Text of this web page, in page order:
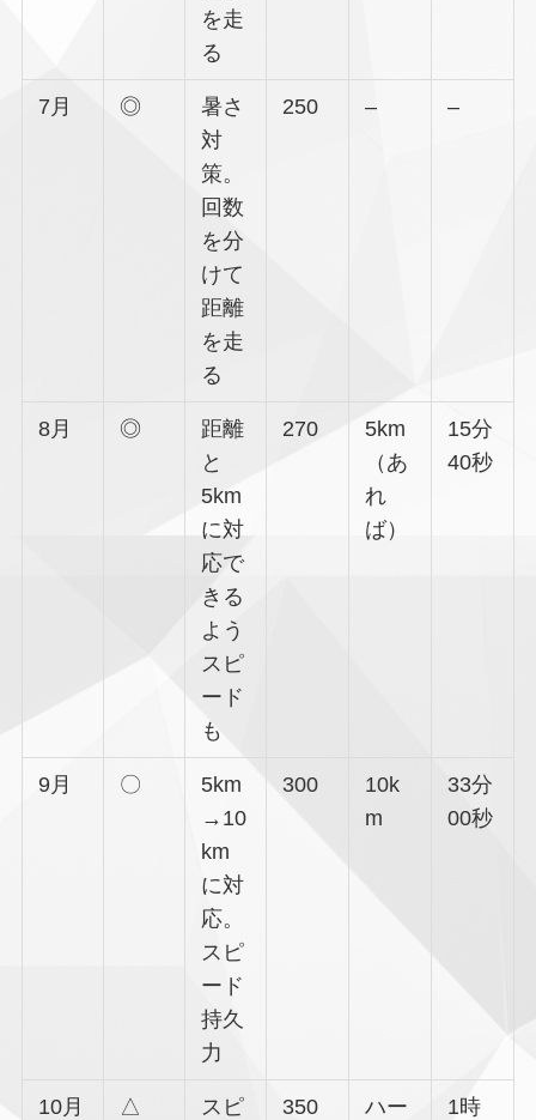
を走
る
7月 ◎
暑さ
対
策。
回数
を分
けて
距離
を走
る
250 – –
8月 ◎
距離
と
5km
に対
応で
きる
よう
スピ
ード
も
270
5km
（あ
れ
ば）
15分
40秒
9月 〇
5km
→10
km
に対
応。
スピ
ード
持久
力
300
10k
m
33分
00秒
10月 △
スピ
350
ハー
1時